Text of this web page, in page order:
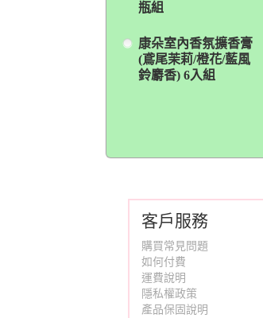
瓶組
康朵室內香氛擴香膏
(鳶尾茉莉/橙花/藍風
鈴麝香) 6入組
客戶服務
購買常見問題
如何付費
運費說明
隱私權政策
產品保固說明